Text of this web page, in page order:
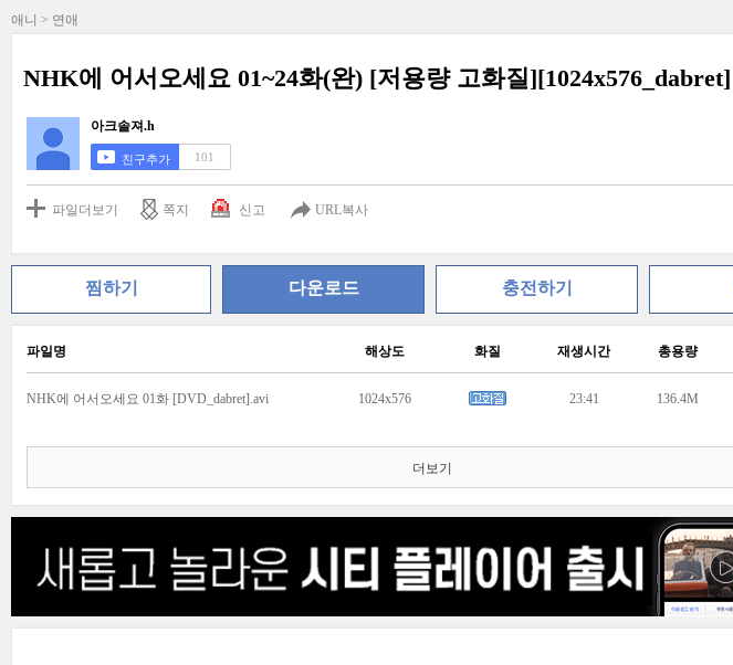
애니 > 연애
NHK에 어서오세요 01~24화(완) [저용량 고화질][1024x576_dabret]
아크솔져.h
친구추가 101
파일더보기 쪽지 신고 URL복사
찜하기 다운로드 충전하기
파일명 해상도 화질 재생시간 총용량
NHK에 어서오세요 01화 [DVD_dabret].avi 1024x576 23:41 136.4M
더보기